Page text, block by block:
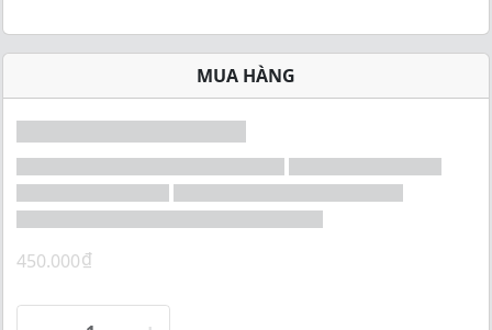
MUA HÀNG
450.000₫